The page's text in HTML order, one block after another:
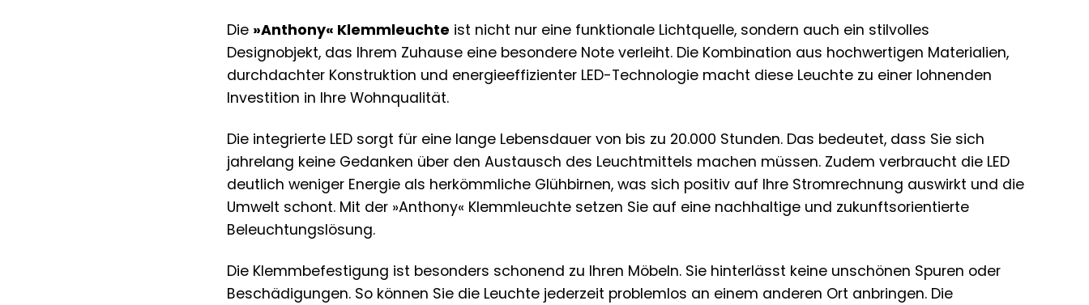
Die »Anthony« Klemmleuchte ist nicht nur eine funktionale Lichtquelle, sondern auch ein stilvolles
Designobjekt, das Ihrem Zuhause eine besondere Note verleiht. Die Kombination aus hochwertigen Materialien,
durchdachter Konstruktion und energieeffizienter LED-Technologie macht diese Leuchte zu einer lohnenden
Investition in Ihre Wohnqualität.
Die integrierte LED sorgt für eine lange Lebensdauer von bis zu 20.000 Stunden. Das bedeutet, dass Sie sich
jahrelang keine Gedanken über den Austausch des Leuchtmittels machen müssen. Zudem verbraucht die LED
deutlich weniger Energie als herkömmliche Glühbirnen, was sich positiv auf Ihre Stromrechnung auswirkt und die
Umwelt schont. Mit der »Anthony« Klemmleuchte setzen Sie auf eine nachhaltige und zukunftsorientierte
Beleuchtungslösung.
Die Klemmbefestigung ist besonders schonend zu Ihren Möbeln. Sie hinterlässt keine unschönen Spuren oder
Beschädigungen. So können Sie die Leuchte jederzeit problemlos an einem anderen Ort anbringen. Die